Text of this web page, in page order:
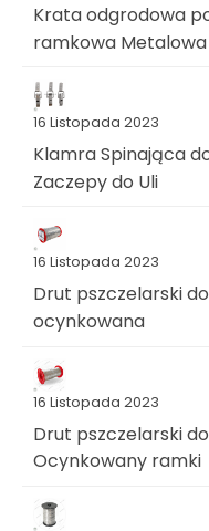
Krata odgrodowa
ramkowa Metalowa
16 Listopada 2023
Klamra Spinająca
Zaczepy do Uli
16 Listopada 2023
Drut pszczelarski
ocynkowana
16 Listopada 2023
Drut pszczelarski
Ocynkowany ramki